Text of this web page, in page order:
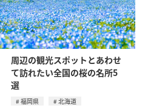
周辺の観光スポットとあわせ
て訪れたい全国の桜の名所5
選
福岡県
北海道